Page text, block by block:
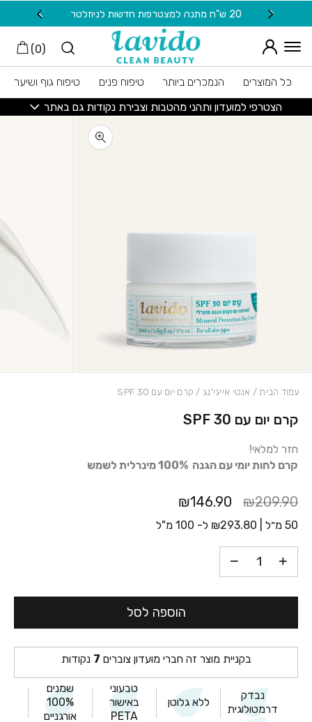
Skip to Content
20 ש"ח מתנה למצטרפות חדשות לניוזלטר
(
0
)
כל המוצרים הנמכרים ביותר טיפוח פנים
טיפוח גוף ושיער
הצטרפי למועדון ותהני מהטבות וצבירת נקודות גם באתר
קרם יום עם 30 SPF
חזר למלאי!
קרם לחות יומי עם הגנה 100% מינרלית לשמש
₪209.90
₪146.90
50 מ״ל | ₪293.80 ל- 100 מ"ל
כמות קרם יום עם 30 SPF
הוספה לסל
בקניית מוצר זה חברי מועדון צוברים 7 נקודות
נבדק
דרמטולוגית
ללא גלוטן
טבעוני
באישור
PETA
שמנים
100%
אורגניים
עמוד הבית / אנטי אייגי'נג / קרם יום עם 30 SPF
בחזרה למעלה